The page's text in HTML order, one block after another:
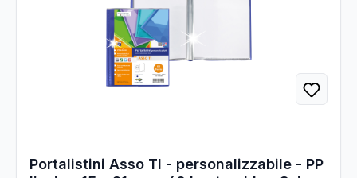
Portalistini Asso TI - personalizzabile - PP